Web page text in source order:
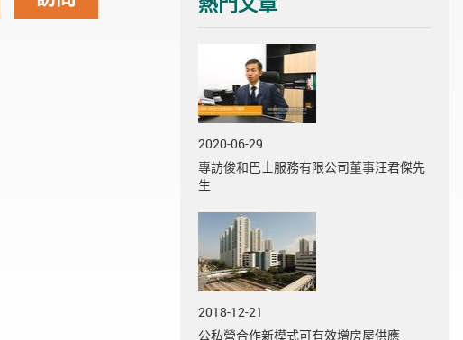
2020-06-29
專訪俊和巴士服務有限公司董事汪君傑先
生
2018-12-21
公私營合作新模式可有效增房屋供應